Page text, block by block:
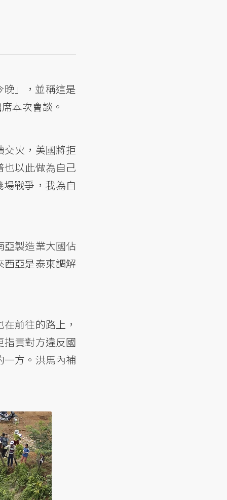
」，並稱這是
本次會談。
火，美國將拒
以此做為自己
戰爭，我為自
亞製造業大國佔
亞是泰柬調解
前往的路上，
責對方違反國
一方。洪馬內補